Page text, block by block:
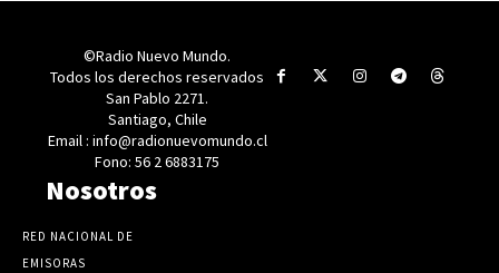
©Radio Nuevo Mundo.
Todos los derechos reservados
San Pablo 2271.
Santiago, Chile
Email : info@radionuevomundo.cl
Fono: 56 2 6883175
Nosotros
RED NACIONAL DE
EMISORAS